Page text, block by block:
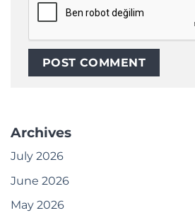
Archives
July 2026
June 2026
May 2026